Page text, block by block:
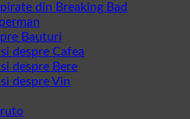
din Breaking Bad
Bauturi
despre Cafea
despre Bere
despre Vin